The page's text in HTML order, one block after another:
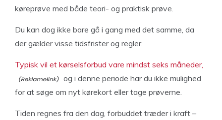
køreprøve med både teori- og praktisk prøve.
Du kan dog ikke bare gå i gang med det samme, da
der gælder visse tidsfrister og regler.
Typisk vil et kørselsforbud vare mindst seks måneder,
og i denne periode har du ikke mulighed
for at søge om nyt kørekort eller tage prøverne.
Tiden regnes fra den dag, forbuddet træder i kraft –